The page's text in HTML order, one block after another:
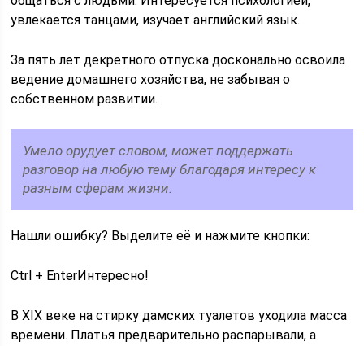
увлекается танцами, изучает английский язык.
За пять лет декретного отпуска досконально освоила
ведение домашнего хозяйства, не забывая о
собственном развитии.
Умело орудует словом, может поддержать
разговор на любую тему благодаря интересу к
разным сферам жизни.
Нашли ошибку? Выделите её и нажмите кнопки:
Ctrl + EnterИнтересно!
В XIX веке на стирку дамских туалетов уходила масса
времени. Платья предварительно распарывали, а